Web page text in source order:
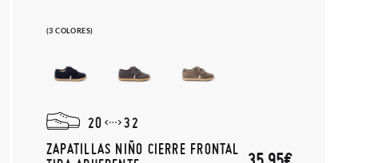
(3 COLORES)
20
32
ZAPATILLAS NIÑO CIERRE FRONTAL